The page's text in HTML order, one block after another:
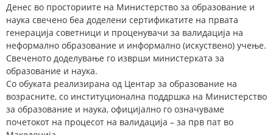
Денес во просториите на Министерство за образование и
наука свечено беа доделени сертификатите на првата
генерација советници и проценувачи за валидација на
неформално образование и информално (искуствено) учење.
Свеченото доделување го изврши министерката за
образование и наука.
Со обуката реализирана од Центар за образование на
возрасните, со институционална поддршка на Министерство
за образование и наука, официјално го означуваме
почетокот на процесот на валидација – за прв пат во